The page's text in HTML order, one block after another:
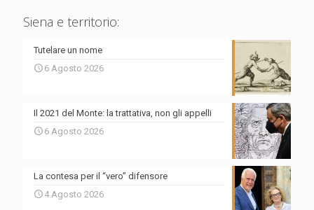
Siena e territorio:
Tutelare un nome
6 Agosto 2026
Il 2021 del Monte: la trattativa, non gli appelli
6 Agosto 2026
La contesa per il “vero” difensore
4 Agosto 2026